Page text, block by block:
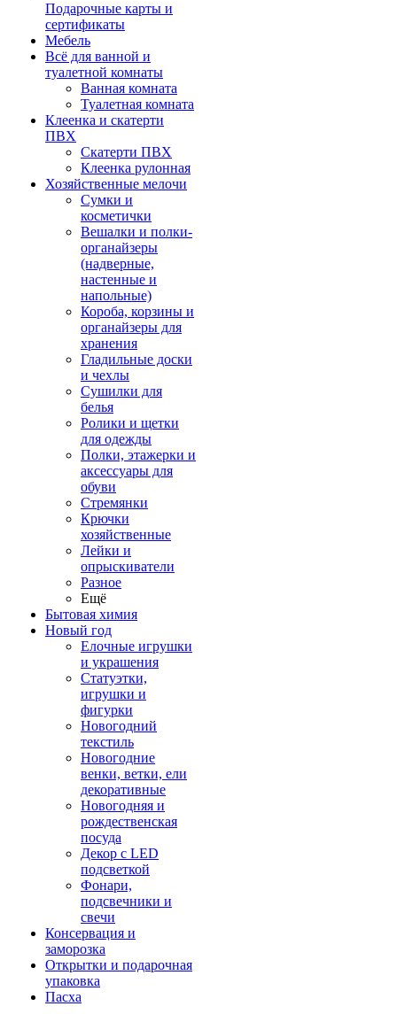
Подарочные карты и
сертификаты
Мебель
Всё для ванной и
туалетной комнаты
Ванная комната
Туалетная комната
Клеенка и скатерти
ПВХ
Скатерти ПВХ
Клеенка рулонная
Хозяйственные мелочи
Сумки и
косметички
Вешалки и полки-
органайзеры
(надверные,
настенные и
напольные)
Короба, корзины и
органайзеры для
хранения
Гладильные доски
и чехлы
Сушилки для
белья
Ролики и щетки
для одежды
Полки, этажерки и
аксессуары для
обуви
Стремянки
Крючки
хозяйственные
Лейки и
опрыскиватели
Разное
Ещё
Бытовая химия
Новый год
Елочные игрушки
и украшения
Статуэтки,
игрушки и
фигурки
Новогодний
текстиль
Новогодние
венки, ветки, ели
декоративные
Новогодняя и
рождественская
посуда
Декор с LED
подсветкой
Фонари,
подсвечники и
свечи
Консервация и
заморозка
Открытки и подарочная
упаковка
Пасха